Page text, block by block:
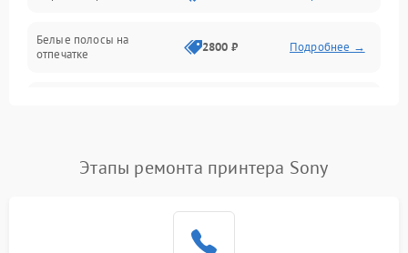
Питание и запуск
Белые полосы на
отпечатке
2800 ₽ Подробнее →
Этапы ремонта принтера Sony